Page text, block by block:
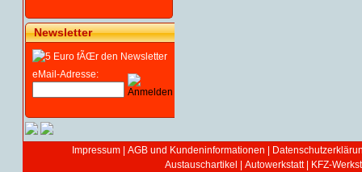
Newsletter
eMail-Adresse:
Impressum AGB und Kundeninformationen
Austauschartikel
Autowerkstatt | KFZ-